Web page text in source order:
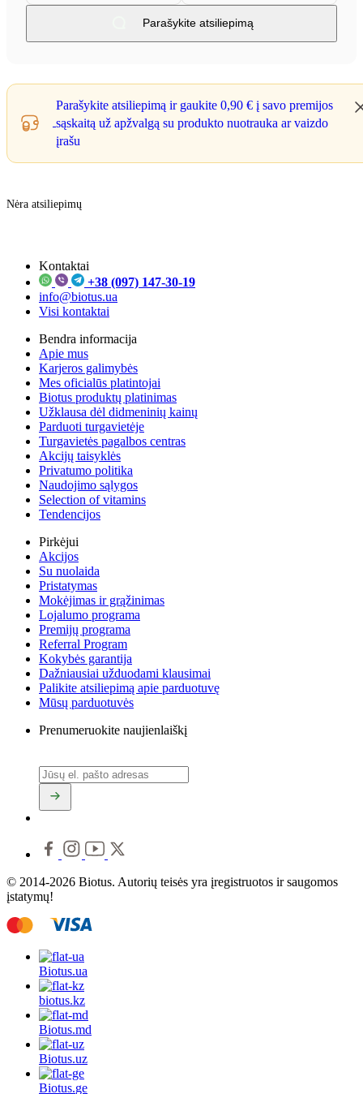
Parašykite atsiliepimą
Parašykite atsiliepimą ir gaukite 0,90 € į savo premijos
sąskaitą už apžvalgą su produkto nuotrauka ar vaizdo
įrašu
Nėra atsiliepimų
Kontaktai
+38 (097) 147-30-19
info@biotus.ua
Visi kontaktai
Bendra informacija
Apie mus
Karjeros galimybės
Mes oficialūs platintojai
Biotus produktų platinimas
Užklausa dėl didmeninių kainų
Parduoti turgavietėje
Turgavietės pagalbos centras
Akcijų taisyklės
Privatumo politika
Naudojimo sąlygos
Selection of vitamins
Tendencijos
Pirkėjui
Akcijos
Su nuolaida
Pristatymas
Mokėjimas ir grąžinimas
Lojalumo programa
Premijų programa
Referral Program
Kokybės garantija
Dažniausiai užduodami klausimai
Palikite atsiliepimą apie parduotuvę
Mūsų parduotuvės
Prenumeruokite naujienlaiškį
© 2014-2026 Biotus. Autorių teisės yra įregistruotos ir saugomos
įstatymų!
Biotus.ua
biotus.kz
Biotus.md
Biotus.uz
Biotus.ge